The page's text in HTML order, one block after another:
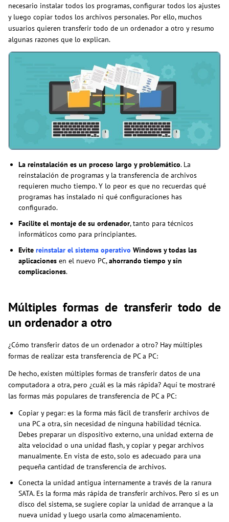
necesario instalar todos los programas, configurar todos los ajustes
y luego copiar todos los archivos personales. Por ello, muchos
usuarios quieren transferir todo de un ordenador a otro y resumo
algunas razones que lo explican.
La reinstalación es un proceso largo y problemático. La
reinstalación de programas y la transferencia de archivos
requieren mucho tiempo. Y lo peor es que no recuerdas qué
programas has instalado ni qué configuraciones has
configurado.
Facilite el montaje de su ordenador, tanto para técnicos
informáticos como para principiantes.
Evite reinstalar el sistema operativo Windows y todas las
aplicaciones en el nuevo PC,ahorrando tiempo y sin
complicaciones.
Múltiples formas de transferir todo de
un ordenador a otro
¿Cómo transferir datos de un ordenador a otro? Hay múltiples
formas de realizar esta transferencia de PC a PC:
De hecho, existen múltiples formas de transferir datos de una
computadora a otra, pero ¿cuál es la más rápida? Aquí te mostraré
las formas más populares de transferencia de PC a PC:
Copiar y pegar: es la forma más fácil de transferir archivos de
una PC a otra, sin necesidad de ninguna habilidad técnica.
Debes preparar un dispositivo externo, una unidad externa de
alta velocidad o una unidad flash, y copiar y pegar archivos
manualmente. En vista de esto, solo es adecuado para una
pequeña cantidad de transferencia de archivos.
Conecta la unidad antigua internamente a través de la ranura
SATA. Es la forma más rápida de transferir archivos. Pero si es un
disco del sistema, se sugiere copiar la unidad de arranque a la
nueva unidad y luego usarla como almacenamiento.